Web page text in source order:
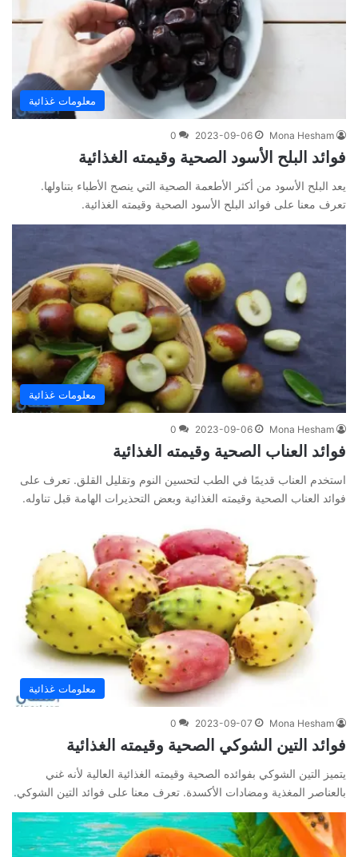
معلومات غذائية
Mona Hesham
2023-09-06
0
فوائد البلح الأسود الصحية وقيمته الغذائية
يعد البلح الأسود من أكثر الأطعمة الصحية التي ينصح الأطباء بتناولها.
تعرف معنا على فوائد البلح الأسود الصحية وقيمته الغذائية.
معلومات غذائية
Mona Hesham
2023-09-06
0
فوائد العناب الصحية وقيمته الغذائية
استخدم العناب قديمًا في الطب لتحسين النوم وتقليل القلق. تعرف على
فوائد العناب الصحية وقيمته الغذائية وبعض التحذيرات الهامة قبل تناوله.
معلومات غذائية
Mona Hesham
2023-09-07
0
فوائد التين الشوكي الصحية وقيمته الغذائية
يتميز التين الشوكي بفوائده الصحية وقيمته الغذائية العالية لأنه غني
بالعناصر المغذية ومضادات الأكسدة. تعرف معنا على فوائد التين الشوكي.